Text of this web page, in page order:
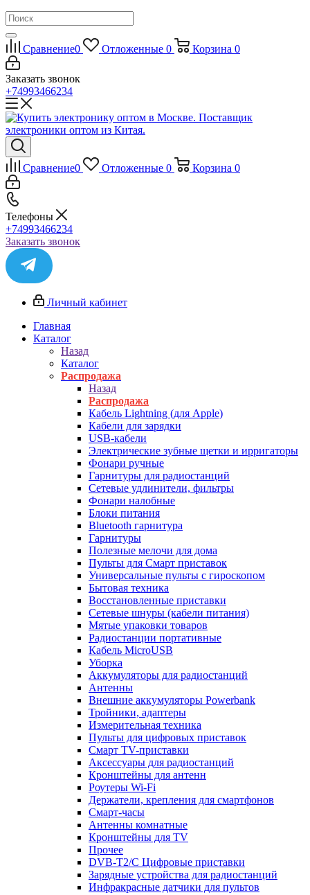
Сравнение0 Отложенные 0 Корзина 0
Заказать звонок
+74993466234
Сравнение0 Отложенные 0 Корзина 0
Телефоны
+74993466234
Заказать звонок
Личный кабинет
Главная
Каталог
Назад
Каталог
Распродажа
Назад
Распродажа
Кабель Lightning (для Apple)
Кабели для зарядки
USB-кабели
Электрические зубные щетки и ирригаторы
Фонари ручные
Гарнитуры для радиостанций
Сетевые удлинители, фильтры
Фонари налобные
Блоки питания
Bluetooth гарнитура
Гарнитуры
Полезные мелочи для дома
Пульты для Смарт приставок
Универсальные пульты с гироскопом
Бытовая техника
Восстановленные приставки
Сетевые шнуры (кабели питания)
Мятые упаковки товаров
Радиостанции портативные
Кабель MicroUSB
Уборка
Аккумуляторы для радиостанций
Антенны
Внешние аккумуляторы Powerbank
Тройники, адаптеры
Измерительная техника
Пульты для цифровых приставок
Смарт ТV-приставки
Аксессуары для радиостанций
Кронштейны для антенн
Роутеры Wi-Fi
Держатели, крепления для смартфонов
Смарт-часы
Антенны комнатные
Кронштейны для TV
Прочее
DVB-T2/C Цифровые приставки
Зарядные устройства для радиостанций
Инфракрасные датчики для пультов